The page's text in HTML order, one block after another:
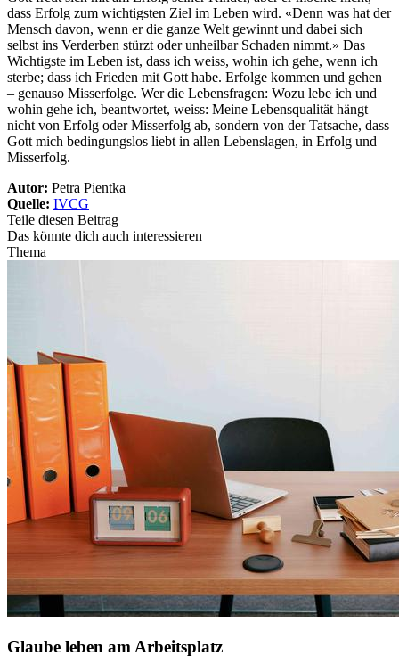
dass Erfolg zum wichtigsten Ziel im Leben wird. «Denn was hat der
Mensch davon, wenn er die ganze Welt gewinnt und dabei sich
selbst ins Verderben stürzt oder unheilbar Schaden nimmt.» Das
Wichtigste im Leben ist, dass ich weiss, wohin ich gehe, wenn ich
sterbe; dass ich Frieden mit Gott habe. Erfolge kommen und gehen
– genauso Misserfolge. Wer die Lebensfragen: Wozu lebe ich und
wohin gehe ich, beantwortet, weiss: Meine Lebensqualität hängt
nicht von Erfolg oder Misserfolg ab, sondern von der Tatsache, dass
Gott mich bedingungslos liebt in allen Lebenslagen, in Erfolg und
Misserfolg.
Autor: Petra Pientka
Quelle: IVCG
Teile diesen Beitrag
Das könnte dich auch interessieren
Thema
Glaube leben am Arbeitsplatz